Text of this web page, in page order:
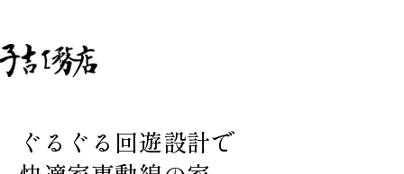
ぐるぐる回遊設計で